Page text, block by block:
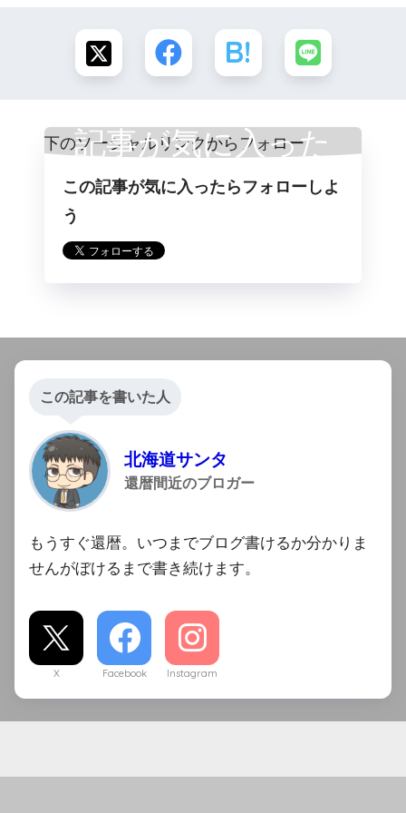
記事が気に入った
らフォロー
この記事が気に入ったらフォローしよ
う
この記事を書いた人
北海道サンタ
還暦間近のブロガー
もうすぐ還暦。いつまでブログ書けるか分かりま
せんがぼけるまで書き続けます。
X Facebook Instagram